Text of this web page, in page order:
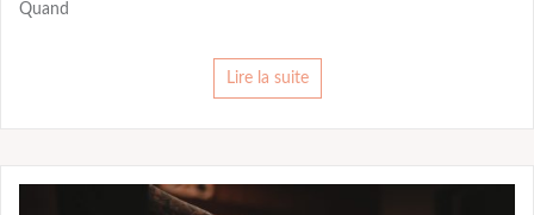
Quand
Lire la suite